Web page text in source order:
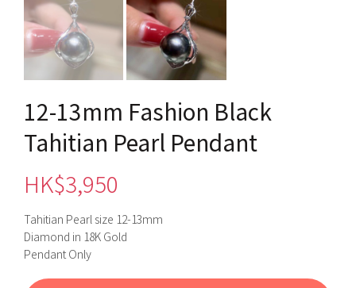
12-13mm Fashion Black
Tahitian Pearl Pendant
HK$3,950
Tahitian Pearl size 12-13mm
Diamond in 18K Gold
Pendant Only